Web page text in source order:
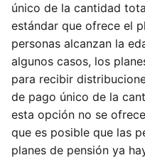
único de la cantidad
estándar que ofrece el
personas alcanzan la
algunos casos, los
para recibir
de pago único de la
esta opción no se
que es posible que las
planes de pensión ya